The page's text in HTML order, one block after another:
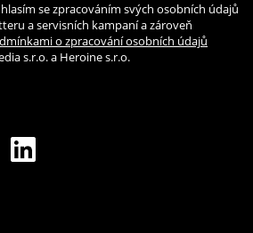
se zpracováním svých osobních údajů
a servisních kampaní a zároveň
o zpracování osobních údajů
s.r.o. a Heroine s.r.o.